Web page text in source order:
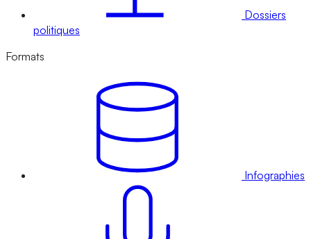
Dossiers
politiques
Formats
Infographies